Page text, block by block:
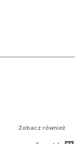
Zobacz również